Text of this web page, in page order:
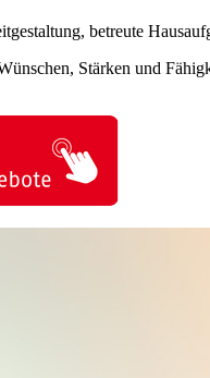
betreute
Stärken und